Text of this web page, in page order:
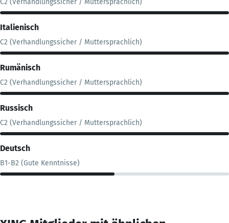
Italienisch
C2 (Verhandlungssicher / Muttersprachlich)
Rumänisch
C2 (Verhandlungssicher / Muttersprachlich)
Russisch
C2 (Verhandlungssicher / Muttersprachlich)
Deutsch
B1-B2 (Gute Kenntnisse)